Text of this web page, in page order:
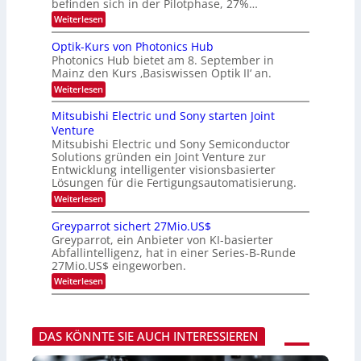
r
k
e
W
a
c
h
s
u
i
m
e
r
s
t
e
n
H
a
l
b
j
a
H
e
r
a
e
u
s
-
S
e
n
a
r
befinden sich in der Pilotphase, 27%…
Weiterlesen:
K
-
E
i
n
s
a
t
n
m
m
t
i
n
d
e
r
D
A
C
H
d
u
s
Optik-Kurs von Photonics Hub
Photonics Hub bietet am 8. September in
Mainz den Kurs ‚Basiswissen Optik II‘ an.
Weiterlesen:
O
p
t
k
-
K
u
r
s
v
o
n
P
h
o
t
o
c
s
H
Mitsubishi Electric und Sony starten Joint
Venture
Mitsubishi Electric und Sony Semiconductor
Solutions gründen ein Joint Venture zur
Entwicklung intelligenter visionsbasierter
Lösungen für die Fertigungsautomatisierung.
Weiterlesen:
M
t
s
u
b
i
s
l
e
c
Greyparrot sichert 27Mio.US$
Greyparrot, ein Anbieter von KI-basierter
Abfallintelligenz, hat in einer Series-B-Runde
27Mio.US$ eingeworben.
Weiterlesen:
G
y
p
a
DAS KÖNNTE SIE AUCH INTERESSIEREN